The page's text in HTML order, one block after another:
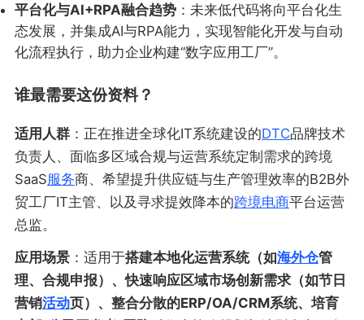
平台化与AI+RPA融合趋势：未来低代码将向平台化生
态发展，并集成AI与RPA能力，实现智能化开发与自动
化流程执行，助力企业构建“数字应用工厂”。
谁最需要这份资料？
适用人群：正在推进全球化IT系统建设的DTC品牌技术
负责人、面临多区域合规与运营系统定制需求的跨境
SaaS服务商、希望提升供应链与生产管理效率的B2B外
贸工厂IT主管、以及寻求提效降本的跨境电商平台运营
总监。
应用场景：适用于搭建本地化运营系统（如海外仓管
理、合规申报）、快速响应区域市场创新需求（如节日
营销活动页）、整合分散的ERP/OA/CRM系统、培育